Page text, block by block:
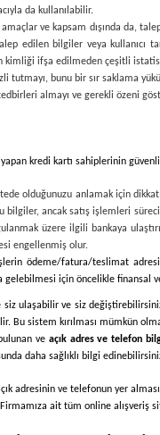
da kullanılabilir.
ve kapsam dışında da,
edilen bilgiler veya kullanıcı
kimliği ifşa edilmeden çeşitli
tutmayı, bunu bir sır saklama
almayı ve gerekli özeni
kredi kartı sahiplerinin
olduğunuzu anlamak için
ancak satış işlemleri
üzere ilgili bankaya
engellenmiş olur.
ödeme/fatura/teslimat adresi
gelebilmesi için öncelikle
ulaşabilir ve siz
Bu sistem kırılması mümkün
ve açık adres ve telefon
daha sağlıklı bilgi
adresinin ve telefonun yer
ait tüm online